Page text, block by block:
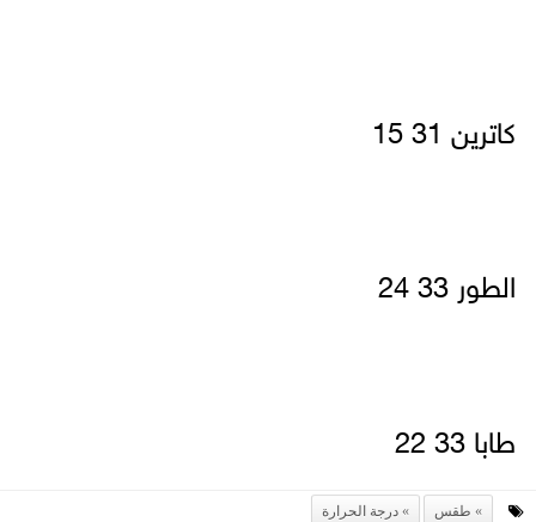
كاترين 31 15
الطور 33 24
طابا 33 22
طقس درجة الحرارة